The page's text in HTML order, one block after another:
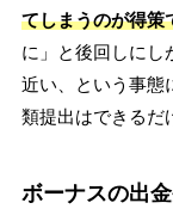
てしまうのが得策
に」と後回しにし
近い、という事態
類提出はできるだ
ボーナスの出